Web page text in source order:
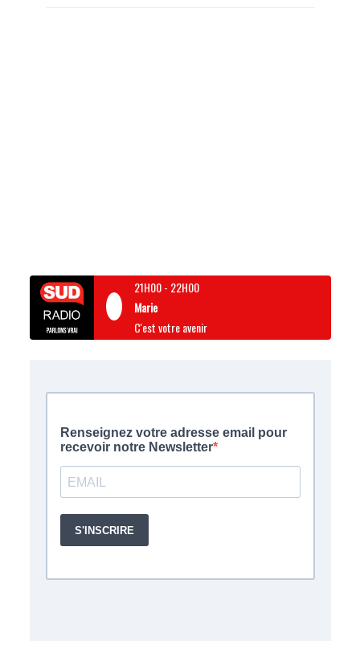
21H00- 22H00
Marie
C'est votre avenir